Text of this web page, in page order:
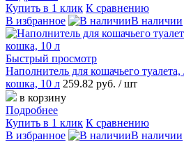
Купить в 1 клик К сравнению
В избранное
В наличии
Быстрый просмотр
Наполнитель для кошачьего
кошка, 10 л 259.82 руб. / шт
в корзину
Подробнее
Купить в 1 клик К сравнению
В избранное
В наличии